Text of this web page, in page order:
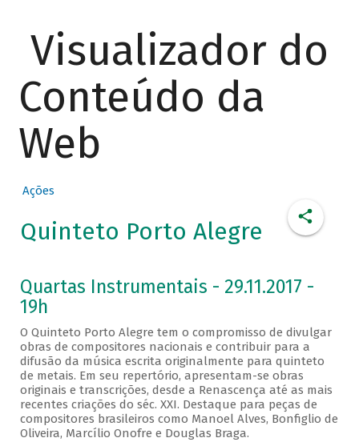
Visualizador do
Conteúdo da
Web
Ações
Quinteto Porto Alegre
Quartas Instrumentais - 29.11.2017 -
19h
O Quinteto Porto Alegre tem o compromisso de divulgar
obras de compositores nacionais e contribuir para a
difusão da música escrita originalmente para quinteto
de metais. Em seu repertório, apresentam-se obras
originais e transcrições, desde a Renascença até as mais
recentes criações do séc. XXI. Destaque para peças de
compositores brasileiros como Manoel Alves, Bonfiglio de
Oliveira, Marcílio Onofre e Douglas Braga.